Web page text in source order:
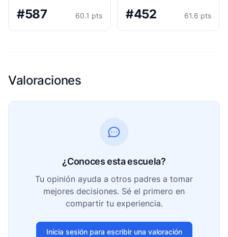
#587 60.1 pts #452 61.6 pts
Valoraciones
¿Conoces esta escuela?
Tu opinión ayuda a otros padres a tomar
mejores decisiones. Sé el primero en
compartir tu experiencia.
Inicia sesión para escribir una valoración